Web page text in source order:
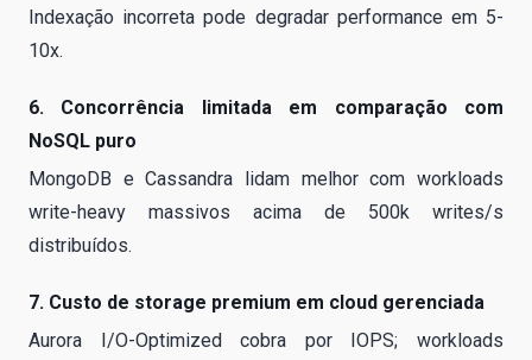
Indexação incorreta pode degradar performance em 5-
10x.
6. Concorrência limitada em comparação com
NoSQL puro
MongoDB e Cassandra lidam melhor com workloads
write-heavy massivos acima de 500k writes/s
distribuídos.
7. Custo de storage premium em cloud gerenciada
Aurora I/O-Optimized cobra por IOPS; workloads